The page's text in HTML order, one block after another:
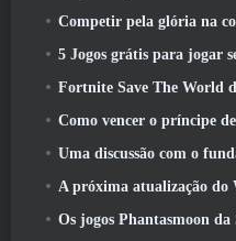
Competir pela glória na competição de campeões
5 Jogos grátis para jogar
Fortnite Save The World da Epic
Como vencer o príncipe
Uma discussão com o fundador e CEO da
A próxima atualização do
Os jogos Phantasmoon da Star Rail